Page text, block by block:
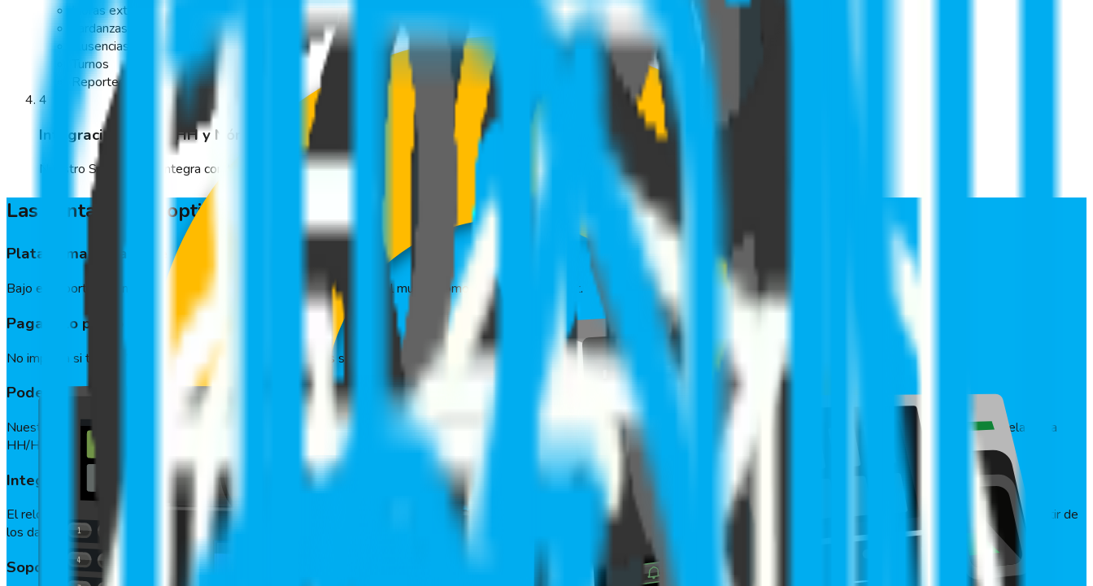
Horas extra
Tardanzas
Ausencias
Turnos
Reportes
4
Integración con RRHH y Nómina
Nuestro Software se integra con tu ERP o software de RRHH
Las ventajas que optimizan tu gestión de asistencia y te ahorran tiempo
Plataforma en la nube
Bajo el soporte de uno de los servicios en la nube más seguros en el mundo como Azure de Microsoft.
Paga solo por lo que usas
No importa si tienes 10, 100 o 1000 trabajadores. ¡Pagas sólo por usuario activo en el sistema!
Poderosa reportería
Nuestra solución está desarrollada para que tengas información en línea de: horas extras generadas, promedio de atraso de los usuarios, permisos otorgados, remuneraciones en relación a
HH/HH, entre otros.
Integrable a sus sistemas de RR.HH. Y ERP
El reloj control de GeoVictoria opera con los softwares de Recursos Humanos y ERP más importantes del mercado. Así, tienes información transparente de la remuneración a pagar a partir de
los datos de asistencia de los usuarios.
Soporte permanente